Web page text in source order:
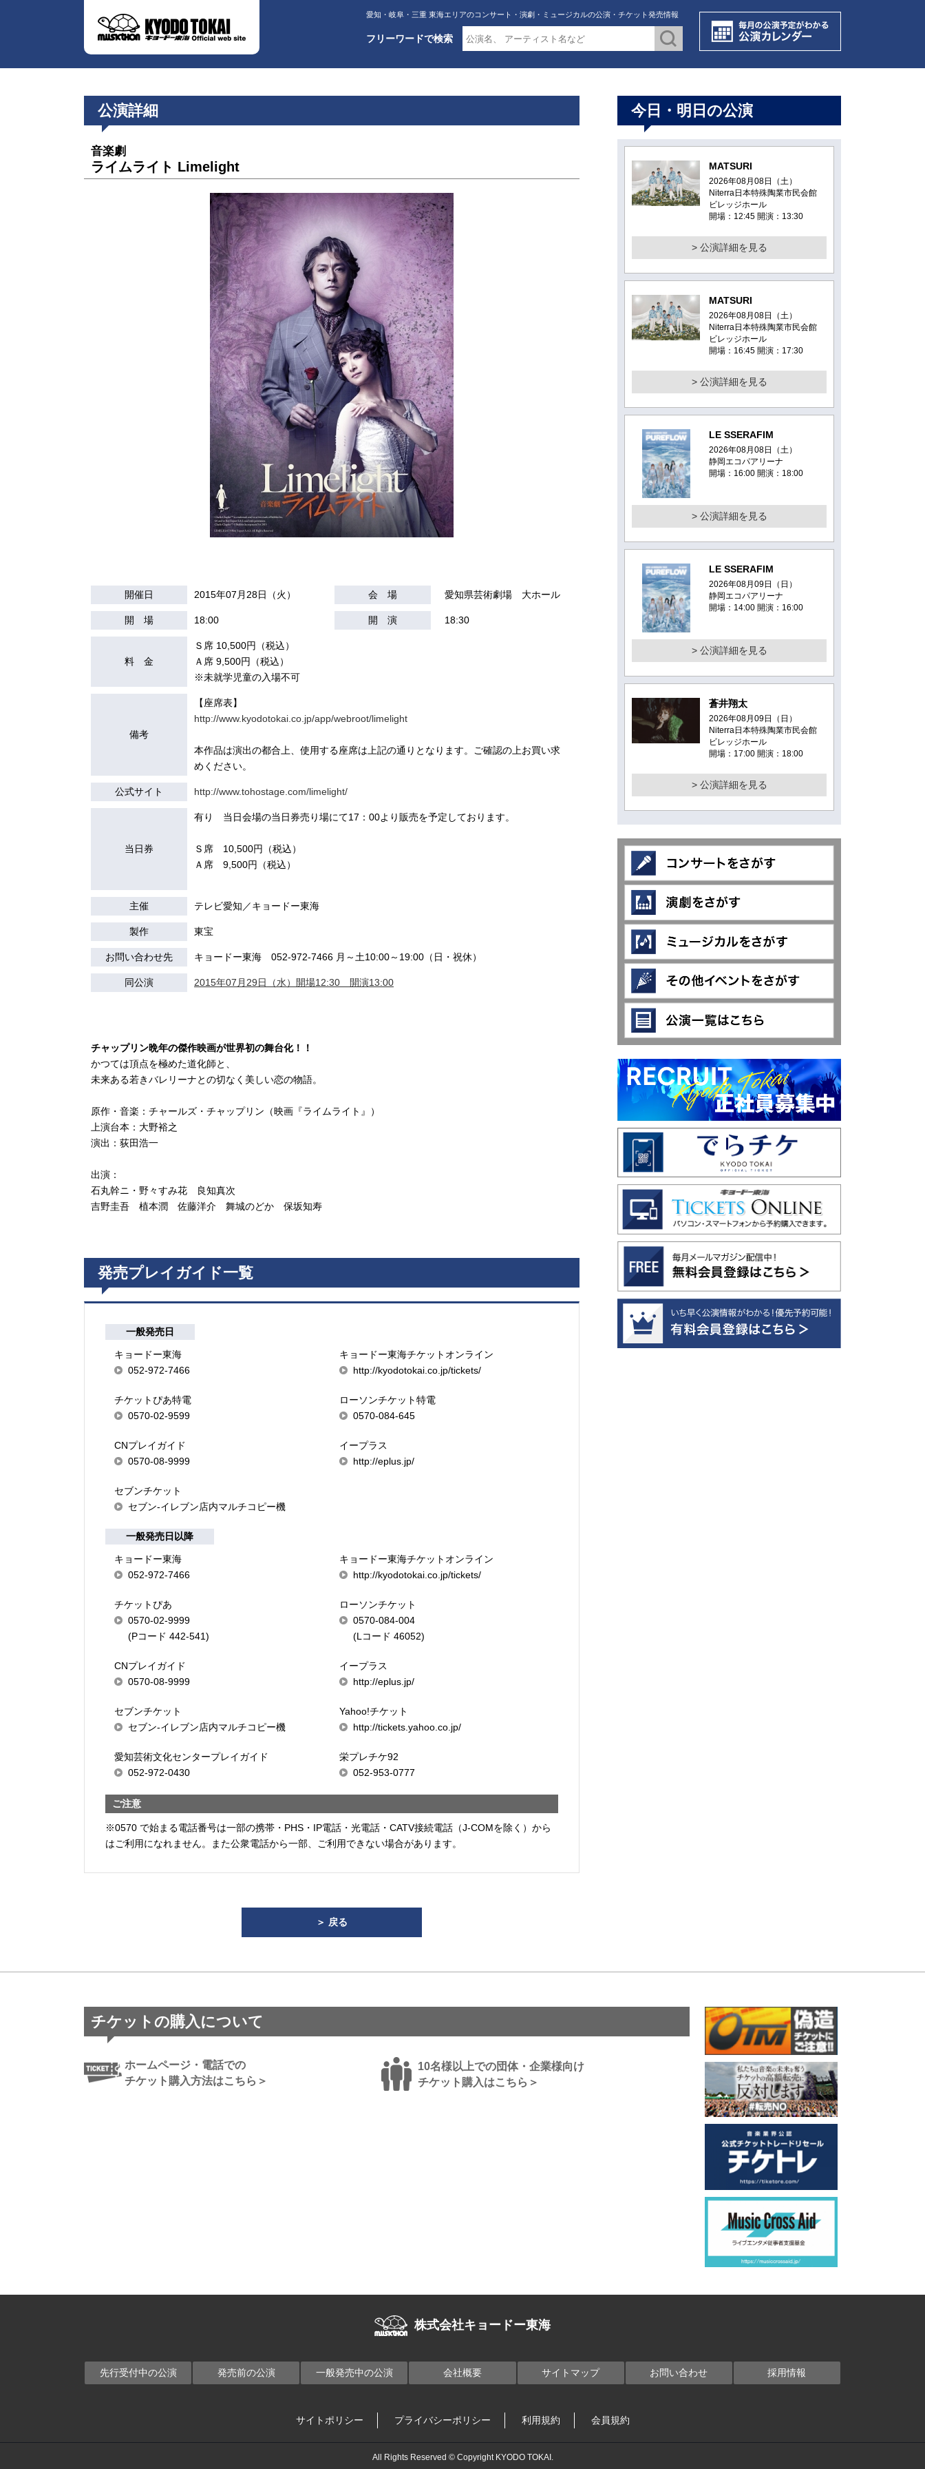
愛知・岐阜・三重 東海エリアのコンサート・演劇・ミュージカルの公演・チケット発売情報
フリーワードで検索
公演詳細
音楽劇
ライムライト Limelight
開催日 2015年07月28日（火） 会 場 愛知県芸術劇場 大ホール
開 場 18:00 開 演 18:30
料 金
Ｓ席 10,500円（税込）
Ａ席 9,500円（税込）
※未就学児童の入場不可
備考
【座席表】
http://www.kyodotokai.co.jp/app/webroot/limelight
本作品は演出の都合上、使用する座席は上記の通りとなります。ご確認の上お買い求
めください。
公式サイト http://www.tohostage.com/limelight/
当日券
有り 当日会場の当日券売り場にて17：00より販売を予定しております。
Ｓ席 10,500円（税込）
Ａ席 9,500円（税込）
主催 テレビ愛知／キョードー東海
製作 東宝
お問い合わせ先 キョードー東海 052-972-7466 月～土10:00～19:00（日・祝休）
同公演 2015年07月29日（水）開場12:30 開演13:00
チャップリン晩年の傑作映画が世界初の舞台化！！
かつては頂点を極めた道化師と、
未来ある若きバレリーナとの切なく美しい恋の物語。
原作・音楽：チャールズ・チャップリン（映画『ライムライト』）
上演台本：大野裕之
演出：荻田浩一
出演：
石丸幹ニ・野々すみ花 良知真次
吉野圭吾 植本潤 佐藤洋介 舞城のどか 保坂知寿
発売プレイガイド一覧
一般発売日
キョードー東海
052-972-7466
キョードー東海チケットオンライン
http://kyodotokai.co.jp/tickets/
チケットぴあ特電
0570-02-9599
ローソンチケット特電
0570-084-645
CNプレイガイド
0570-08-9999
イープラス
http://eplus.jp/
セブンチケット
セブン-イレブン店内マルチコピー機
一般発売日以降
キョードー東海
052-972-7466
キョードー東海チケットオンライン
http://kyodotokai.co.jp/tickets/
チケットぴあ
0570-02-9999
(Pコード 442-541)
ローソンチケット
0570-084-004
(Lコード 46052)
CNプレイガイド
0570-08-9999
イープラス
http://eplus.jp/
セブンチケット
セブン-イレブン店内マルチコピー機
Yahoo!チケット
http://tickets.yahoo.co.jp/
愛知芸術文化センタープレイガイド
052-972-0430
栄プレチケ92
052-953-0777
ご注意
※0570 で始まる電話番号は一部の携帯・PHS・IP電話・光電話・CATV接続電話（J-COMを除く）から
はご利用になれません。また公衆電話から一部、ご利用できない場合があります。
＞ 戻る
今日・明日の公演
MATSURI
2026年08月08日（土）
Niterra日本特殊陶業市民会館
ビレッジホール
開場：12:45 開演：13:30
> 公演詳細を見る
MATSURI
2026年08月08日（土）
Niterra日本特殊陶業市民会館
ビレッジホール
開場：16:45 開演：17:30
> 公演詳細を見る
LE SSERAFIM
2026年08月08日（土）
静岡エコパアリーナ
開場：16:00 開演：18:00
> 公演詳細を見る
LE SSERAFIM
2026年08月09日（日）
静岡エコパアリーナ
開場：14:00 開演：16:00
> 公演詳細を見る
蒼井翔太
2026年08月09日（日）
Niterra日本特殊陶業市民会館
ビレッジホール
開場：17:00 開演：18:00
> 公演詳細を見る
チケットの購入について
ホームページ・電話での
チケット購入方法はこちら＞
10名様以上での団体・企業様向け
チケット購入はこちら＞
株式会社キョードー東海
先行受付中の公演 発売前の公演 一般発売中の公演 会社概要 サイトマップ お問い合わせ 採用情報
サイトポリシー プライバシーポリシー 利用規約 会員規約
All Rights Reserved © Copyright KYODO TOKAI.